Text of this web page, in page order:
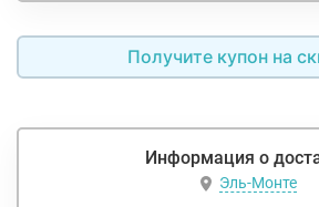
Получите купон на
Информация о
Эль-Монте